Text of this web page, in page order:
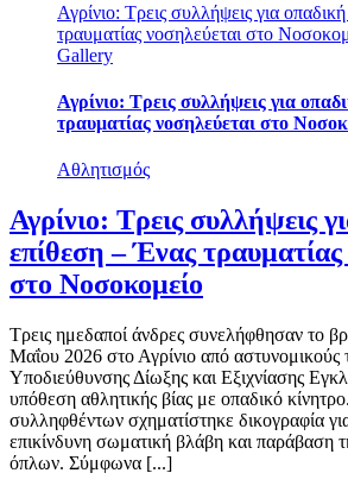
Αγρίνιο: Τρεις συλλήψεις για
τραυματίας νοσηλεύεται στο
Gallery
Αγρίνιο: Τρεις συλλήψεις για
τραυματίας νοσηλεύεται στο
Αθλητισμός
Αγρίνιο: Τρεις συλλήψεις
επίθεση – Ένας τραυματίας
στο Νοσοκομείο
Τρεις ημεδαποί άνδρες συνελήφθησαν το
Μαΐου 2026 στο Αγρίνιο από
Υποδιεύθυνσης Δίωξης και Εξιχνίασης
υπόθεση αθλητικής βίας με οπαδικό
συλληφθέντων σχηματίστηκε δικογραφία
επικίνδυνη σωματική βλάβη και παράβαση
όπλων. Σύμφωνα [...]